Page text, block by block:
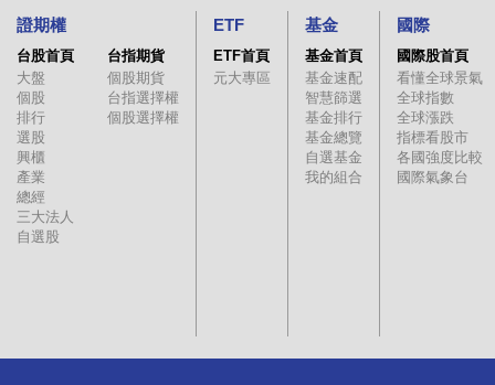
證期權
台股首頁
大盤
個股
排行
選股
興櫃
產業
總經
三大法人
自選股
台指期貨
個股期貨
台指選擇權
個股選擇權
ETF
ETF首頁
元大專區
基金
基金首頁
基金速配
智慧篩選
基金排行
基金總覽
自選基金
我的組合
國際
國際股首頁
看懂全球景氣
全球指數
全球漲跌
指標看股市
各國強度比較
國際氣象台